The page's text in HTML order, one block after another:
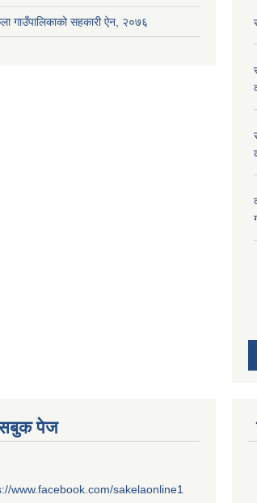
गाउँपालिकाको सहकारी ऐन, २०७६
पेज
www.facebook.com/sakelaonline1